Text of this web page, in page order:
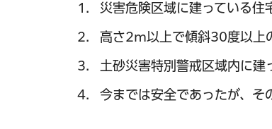
災害危険区域に建っている住
高さ2m以上で傾斜30度以上
土砂災害特別警戒区域内に建
今までは安全であったが、そ